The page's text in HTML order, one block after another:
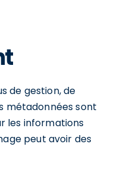
de gestion, de
métadonnées sont
les informations
peut avoir des